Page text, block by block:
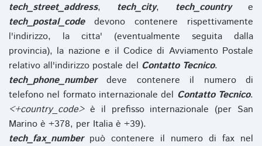
tech_street_address, tech_city, tech_countrye
tech_postal_codedevono contenere rispettivamente
l'indirizzo, la citta' (eventualmente seguita dalla
provincia), la nazione e il Codice di Avviamento Postale
relativo all'indirizzo postale del Contatto Tecnico.
tech_phone_numberdeve contenere il numero di
telefono nel formato internazionale del Contatto Tecnico.
<+country_code>è il prefisso internazionale (per San
Marino è +378, per Italia è +39).
tech_fax_numberpuò contenere il numero di fax nel